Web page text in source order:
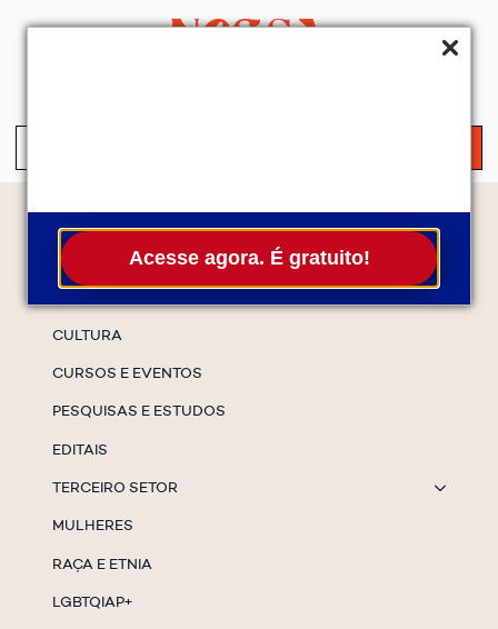
Acesse agora. É gratuito!
Temas
CULTURA
CURSOS E EVENTOS
PESQUISAS E ESTUDOS
EDITAIS
TERCEIRO SETOR
MULHERES
RAÇA E ETNIA
LGBTQIAP+